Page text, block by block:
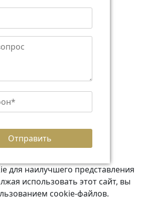
для наилучшего представления
использовать этот сайт, вы
cookie-файлов.